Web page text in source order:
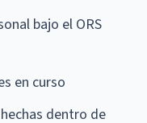
bajo el ORS
en curso
dentro de